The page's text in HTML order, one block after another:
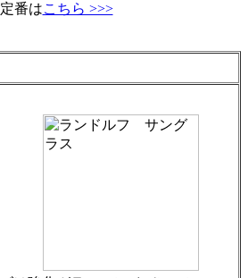
番はこちら >>>